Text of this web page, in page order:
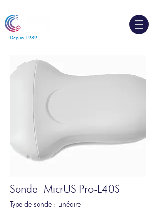
Depuis 1989
Sonde MicrUS Pro-L40S
Type de sonde : Linéaire